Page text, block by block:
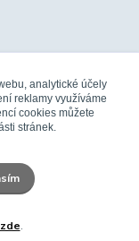
analytické účely
reklamy využíváme
cookies můžete
stránek.
zde.